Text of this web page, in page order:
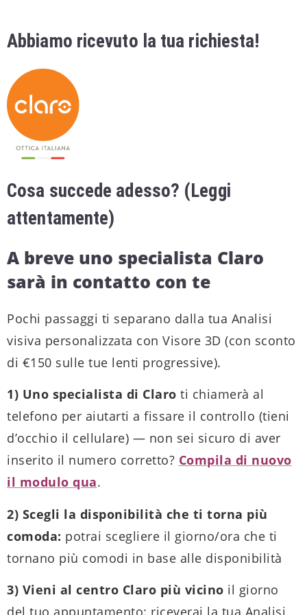
Abbiamo ricevuto la tua richiesta!
Cosa succede adesso? (Leggi
attentamente)
A breve uno specialista Claro
sarà in contatto con te
Pochi passaggi ti separano dalla tua Analisi
visiva personalizzata con Visore 3D (con sconto
di €150 sulle tue lenti progressive).
1) Uno specialista di Claro ti chiamerà al
telefono per aiutarti a fissare il controllo (tieni
d’occhio il cellulare) — non sei sicuro di aver
inserito il numero corretto? Compila di nuovo
il modulo qua.
2) Scegli la disponibilità che ti torna più
comoda: potrai scegliere il giorno/ora che ti
tornano più comodi in base alle disponibilità
3) Vieni al centro Claro più vicino il giorno
del tuo appuntamento: riceverai la tua Analisi